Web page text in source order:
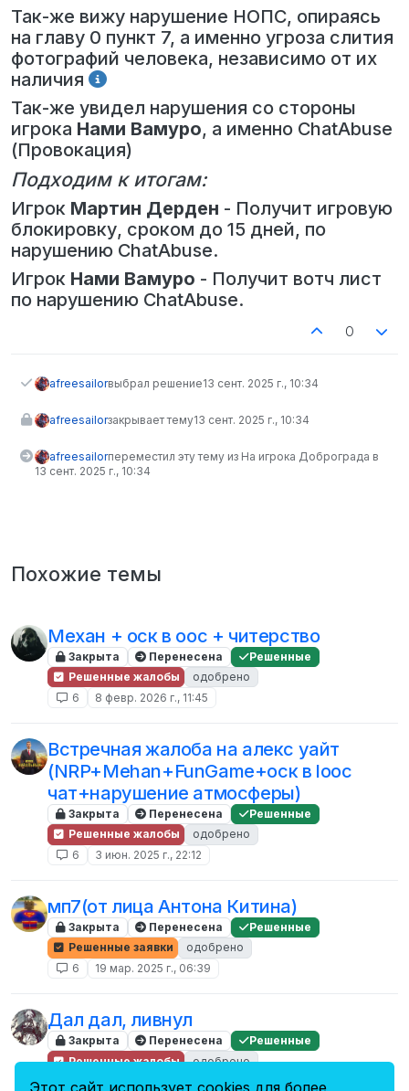
Так-же вижу нарушение НОПС, опираясь
на главу 0 пункт 7, а именно угроза слития
фотографий человека, независимо от их
наличия
Так-же увидел нарушения со стороны
игрока Нами Вамуро, а именно ChatAbuse
(Провокация)
Подходим к итогам:
Игрок Мартин Дерден - Получит игровую
блокировку, сроком до 15 дней, по
нарушению ChatAbuse.
Игрок Нами Вамуро - Получит вотч лист
по нарушению ChatAbuse.
0
afreesailorвыбрал решение13 сент. 2025 г., 10:34
afreesailorзакрывает тему13 сент. 2025 г., 10:34
afreesailorпереместил эту тему из На игрока Доброграда в
13 сент. 2025 г., 10:34
Похожие темы
Механ + оск в ooc + читерство
Закрыта Перенесена
Решенные
Решенные жалобы
одобрено
6
8 февр. 2026 г., 11:45
Встречная жалоба на алекс уайт
(NRP+Mehan+FunGame+оск в looc
чат+нарушение атмосферы)
Закрыта Перенесена
Решенные
Решенные жалобы
одобрено
6
3 июн. 2025 г., 22:12
мп7(от лица Антона Китина)
Закрыта Перенесена
Решенные
Решенные заявки
одобрено
6
19 мар. 2025 г., 06:39
Дал дал, ливнул
Закрыта Перенесена
Решенные
Решенные жалобы
одобрено
Этот сайт использует cookies для более